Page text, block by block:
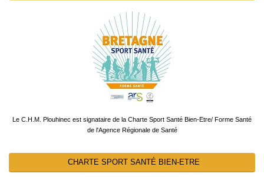
Le C.H.M. Plouhinec est signataire de la Charte Sport Santé Bien-Etre/ Forme Santé
de l'Agence Régionale de Santé
CHARTE SPORT SANTÉ BIEN-ETRE